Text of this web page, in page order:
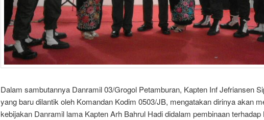
Dalam sambutannya Danramil 03/Grogol Petamburan, Kapten Inf Jefriansen
yang baru dilantik oleh Komandan Kodim 0503/JB, mengatakan dirinya akan
kebijakan Danramil lama Kapten Arh Bahrul Hadi didalam pembinaan terhadap